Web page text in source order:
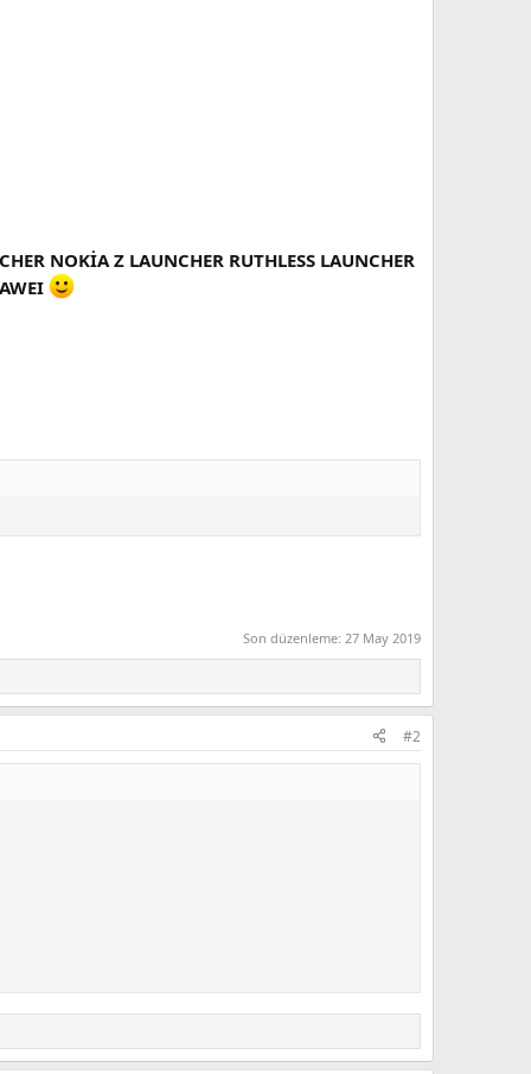
NOKİA Z LAUNCHER RUTHLESS LAUNCHER
Son düzenleme: 27 May 2019
#2